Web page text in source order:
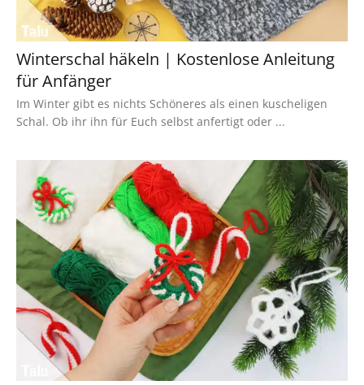
Winterschal häkeln | Kostenlose Anleitung
für Anfänger
Im Winter gibt es nichts Schöneres als einen kuscheligen
Schal. Ob ihr ihn für Euch selbst anfertigt oder ...